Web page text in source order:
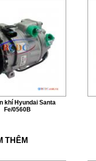
khí Hyundai Santa
Fe/0560B
THÊM